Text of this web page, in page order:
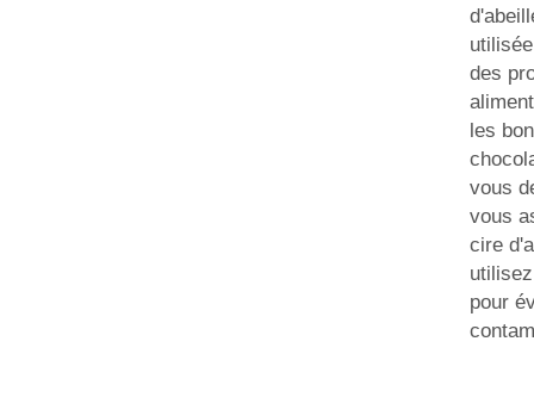
des
les
vous
vous
cire
pour